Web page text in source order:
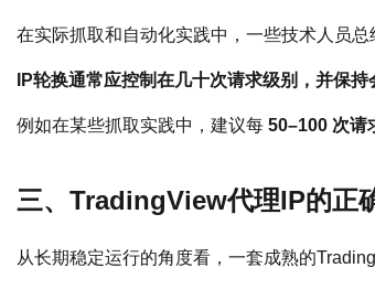
在实际抓取和自动化实践中，一些技术人员总
IP轮换通常应控制在几十次请求级别，并保持
例如在某些抓取实践中，建议每 50–100 次请
三、TradingView代理IP的正
从长期稳定运行的角度看，一套成熟的